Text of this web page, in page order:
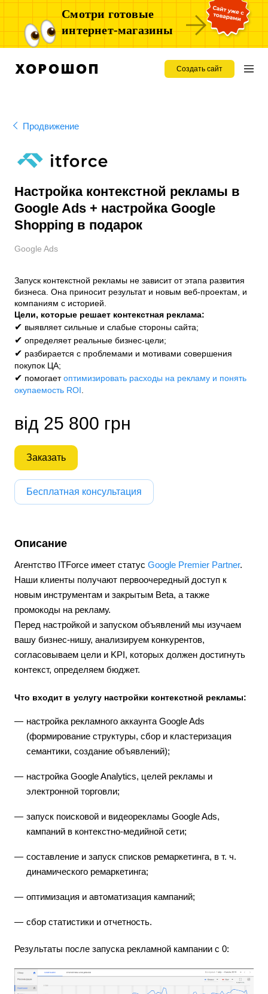
Смотри готовые
интернет-магазины
Создать сайт
Продвижение
Настройка контекстной рекламы в
Google Ads + настройка Google
Shopping в подарок
Google Ads
Запуск контекстной рекламы не зависит от этапа развития
бизнеса. Она приносит результат и новым веб-проектам, и
компаниям с историей.
Цели, которые решает контекстная реклама:
✔ выявляет сильные и слабые стороны сайта;
✔ определяет реальные бизнес-цели;
✔ разбирается с проблемами и мотивами совершения
покупок ЦА;
✔ помогаетоптимизировать расходы на рекламу и понять
окупаемость ROI
від 25 800 грн
Заказать
Бесплатная консультация
Описание
Агентство ITForce имеет статус Google Premier Partner.
Наши клиенты получают первоочередный доступ к
новым инструментам и закрытым Beta, а также
промокоды на рекламу.
Перед настройкой и запуском объявлений мы изучаем
вашу бизнес-нишу, анализируем конкурентов,
согласовываем цели и KPI, которых должен достигнуть
контекст, определяем бюджет.
Что входит в услугу настройки контекстной рекламы:
настройка рекламного аккаунта Google Ads
(формирование структуры, сбор и кластеризация
семантики, создание объявлений);
настройка Google Analytics, целей рекламы и
электронной торговли;
запуск поисковой и видеорекламы Google Ads,
кампаний в контекстно-медийной сети;
составление и запуск списков ремаркетинга, в т. ч.
динамического ремаркетинга;
оптимизация и автоматизация кампаний;
сбор статистики и отчетность.
Результаты после запуска рекламной кампании с 0: